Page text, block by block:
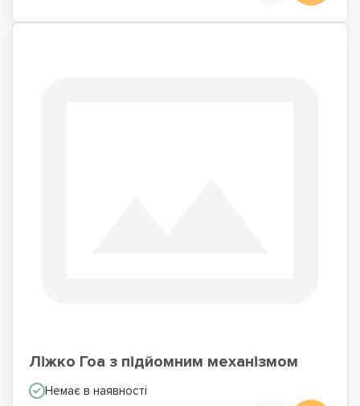
Ліжко Гоа з підйомним механізмом
Немає в наявності